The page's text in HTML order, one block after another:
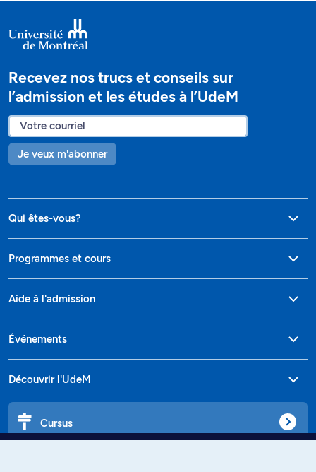
Recevez nos trucs et conseils sur
l’admission et les études à l’UdeM
Je veux m'abonner
Qui êtes-vous?
Programmes et cours
Aide à l'admission
Événements
Découvrir l'UdeM
Cursus